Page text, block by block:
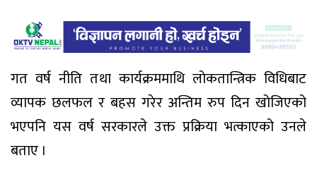
गत वर्ष नीति तथा कार्यक्रममाथि लोकतान्त्रिक विधिबाट
व्यापक छलफल र बहस गरेर अन्तिम रुप दिन खोजिएको
भएपनि यस वर्ष सरकारले उक्त प्रक्रिया भत्काएको उनले
बताए ।